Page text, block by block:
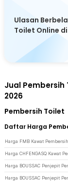
Ulasan
Toilet Online
Jual Pembersih
2026
Pembersih Toilet
Daftar Harga